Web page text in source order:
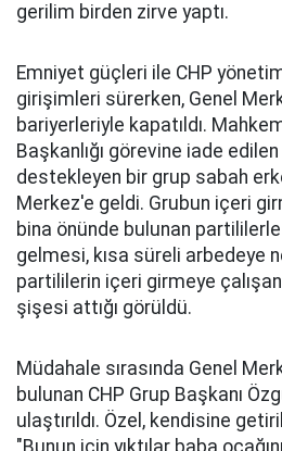
gerilim birden zirve yaptı.
Emniyet güçleri ile CHP
girişimleri sürerken, Genel
bariyerleriyle kapatıldı.
Başkanlığı görevine iade
destekleyen bir grup sabah
Merkez'e geldi. Grubun içeri
bina önünde bulunan partililerle
gelmesi, kısa süreli arbedeye
partililerin içeri girmeye
şişesi attığı görüldü.
Müdahale sırasında Genel
bulunan CHP Grup Başkanı
ulaştırıldı. Özel, kendisine
"Bunun için yıktılar baba